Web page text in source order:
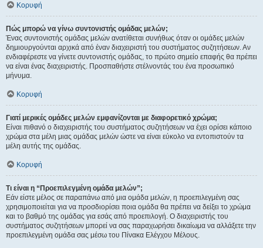
Κορυφή
Πώς μπορώ να γίνω συντονιστής ομάδας μελών;
Ένας συντονιστής ομάδας μελών ανατίθεται συνήθως όταν οι ομάδες μελών
δημιουργούνται αρχικά από έναν διαχειριστή του συστήματος συζητήσεων. Αν
ενδιαφέρεστε να γίνετε συντονιστής ομάδας, το πρώτο σημείο επαφής θα πρέπει
να είναι ένας διαχειριστής. Προσπαθήστε στέλνοντάς του ένα προσωπικό
μήνυμα.
Κορυφή
Γιατί μερικές ομάδες μελών εμφανίζονται με διαφορετικό χρώμα;
Είναι πιθανό ο διαχειριστής του συστήματος συζητήσεων να έχει ορίσει κάποιο
χρώμα στα μέλη μιας ομάδας μελών ώστε να είναι εύκολο να εντοπιστούν τα
μέλη αυτής της ομάδας.
Κορυφή
Τι είναι η “Προεπιλεγμένη ομάδα μελών”;
Εάν είστε μέλος σε παραπάνω από μια ομάδα μελών, η προεπιλεγμένη σας
χρησιμοποιείται για να προσδιορίσει ποια ομάδα θα πρέπει να δείξει το χρώμα
και το βαθμό της ομάδας για εσάς από προεπιλογή. Ο διαχειριστής του
συστήματος συζητήσεων μπορεί να σας παραχωρήσει δικαίωμα να αλλάξετε την
προεπιλεγμένη ομάδα σας μέσω του Πίνακα Ελέγχου Μέλους.